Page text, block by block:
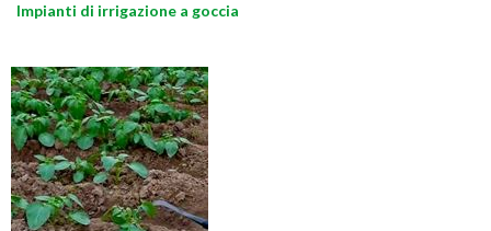
Impianti di irrigazione a goccia